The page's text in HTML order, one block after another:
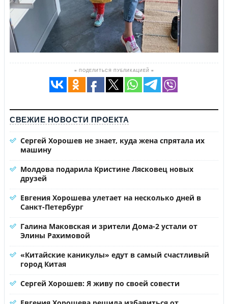
≡ ПОДЕЛИТЬСЯ ПУБЛИКАЦИЕЙ ≡
СВЕЖИЕ НОВОСТИ ПРОЕКТА
Сергей Хорошев не знает, куда жена спрятала их
машину
Молдова подарила Кристине Лясковец новых
друзей
Евгения Хорошева улетает на несколько дней в
Санкт-Петербург
Галина Маковская и зрители Дома-2 устали от
Элины Рахимовой
«Китайские каникулы» едут в самый счастливый
город Китая
Сергей Хорошев: Я живу по своей совести